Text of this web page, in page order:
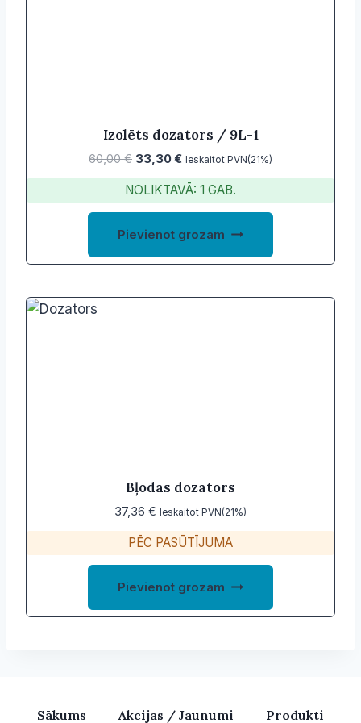
product
page
Izolēts dozators / 9L-1
60,00€ Original
price
was:
60,00 €.
33,30€Current
price
is:
33,30 €.
Ieskaitot PVN(21%)
NOLIKTAVĀ: 1 GAB.
Pievienot grozam
Bļodas dozators
37,36 € Ieskaitot PVN(21%)
PĒC PASŪTĪJUMA
Pievienot grozam
Sākums Akcijas / Jaunumi Produkti